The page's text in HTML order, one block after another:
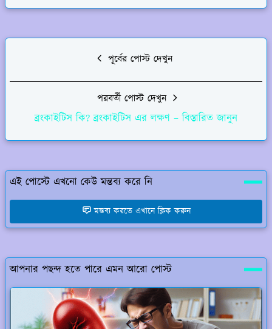
পূর্বের পোস্ট দেখুন
পরবর্তী পোস্ট দেখুন
ব্রংকাইটিস কি? ব্রংকাইটিস এর লক্ষণ – বিস্তারিত জানুন
এই পোস্টে এখনো কেউ মন্তব্য করে নি
মন্তব্য করতে এখানে ক্লিক করুন
আপনার পছন্দ হতে পারে এমন আরো পোস্ট